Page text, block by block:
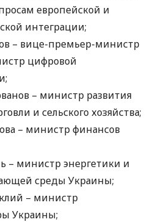
европейской и
интеграции;
– вице-премьер-министр
цифровой
– министр развития
и сельского хозяйства;
– министр финансов
– министр энергетики и
среды Украины;
– министр
Украины;